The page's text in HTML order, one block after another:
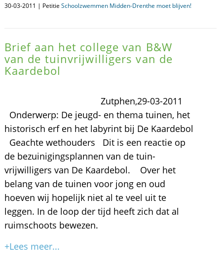
30-03-2011 | Petitie Schoolzwemmen Midden-Drenthe moet blijven!
Brief aan het college van B&W
van de tuinvrijwilligers van de
Kaardebol
Zutphen,29-03-2011
Onderwerp: De jeugd- en thema tuinen, het
historisch erf en het labyrint bij De Kaardebol
Geachte wethouders Dit is een reactie op
de bezuinigingsplannen van de tuin-
vrijwilligers van De Kaardebol. Over het
belang van de tuinen voor jong en oud
hoeven wij hopelijk niet al te veel uit te
leggen. In de loop der tijd heeft zich dat al
ruimschoots bewezen.
+Lees meer...